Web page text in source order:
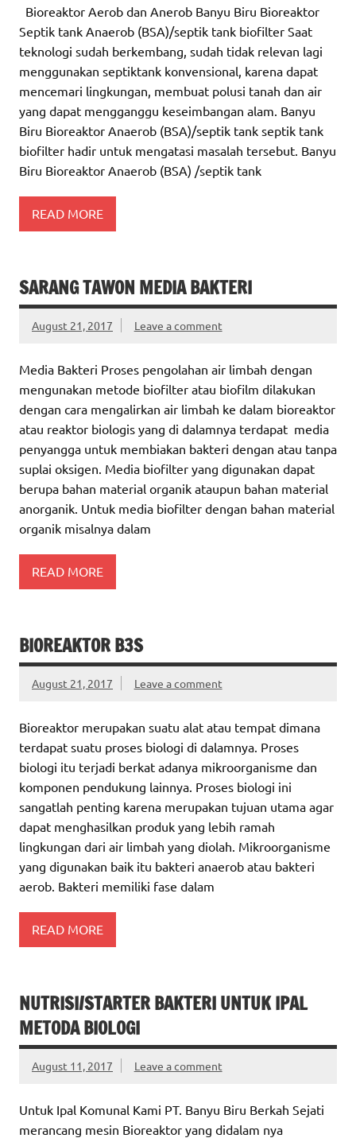
Bioreaktor Aerob dan Anerob Banyu Biru Bioreaktor
Septik tank Anaerob (BSA)/septik tank biofilter Saat
teknologi sudah berkembang, sudah tidak relevan lagi
menggunakan septiktank konvensional, karena dapat
mencemari lingkungan, membuat polusi tanah dan air
yang dapat mengganggu keseimbangan alam. Banyu
Biru Bioreaktor Anaerob (BSA)/septik tank septik tank
biofilter hadir untuk mengatasi masalah tersebut. Banyu
Biru Bioreaktor Anaerob (BSA) /septik tank
READ MORE
SARANG TAWON MEDIA BAKTERI
August 21, 2017 Leave a comment
Media Bakteri Proses pengolahan air limbah dengan
mengunakan metode biofilter atau biofilm dilakukan
dengan cara mengalirkan air limbah ke dalam bioreaktor
atau reaktor biologis yang di dalamnya terdapat media
penyangga untuk membiakan bakteri dengan atau tanpa
suplai oksigen. Media biofilter yang digunakan dapat
berupa bahan material organik ataupun bahan material
anorganik. Untuk media biofilter dengan bahan material
organik misalnya dalam
READ MORE
BIOREAKTOR B3S
August 21, 2017 Leave a comment
Bioreaktor merupakan suatu alat atau tempat dimana
terdapat suatu proses biologi di dalamnya. Proses
biologi itu terjadi berkat adanya mikroorganisme dan
komponen pendukung lainnya. Proses biologi ini
sangatlah penting karena merupakan tujuan utama agar
dapat menghasilkan produk yang lebih ramah
lingkungan dari air limbah yang diolah. Mikroorganisme
yang digunakan baik itu bakteri anaerob atau bakteri
aerob. Bakteri memiliki fase dalam
READ MORE
NUTRISI/STARTER BAKTERI UNTUK IPAL
METODA BIOLOGI
August 11, 2017 Leave a comment
Untuk Ipal Komunal Kami PT. Banyu Biru Berkah Sejati
merancang mesin Bioreaktor yang didalam nya